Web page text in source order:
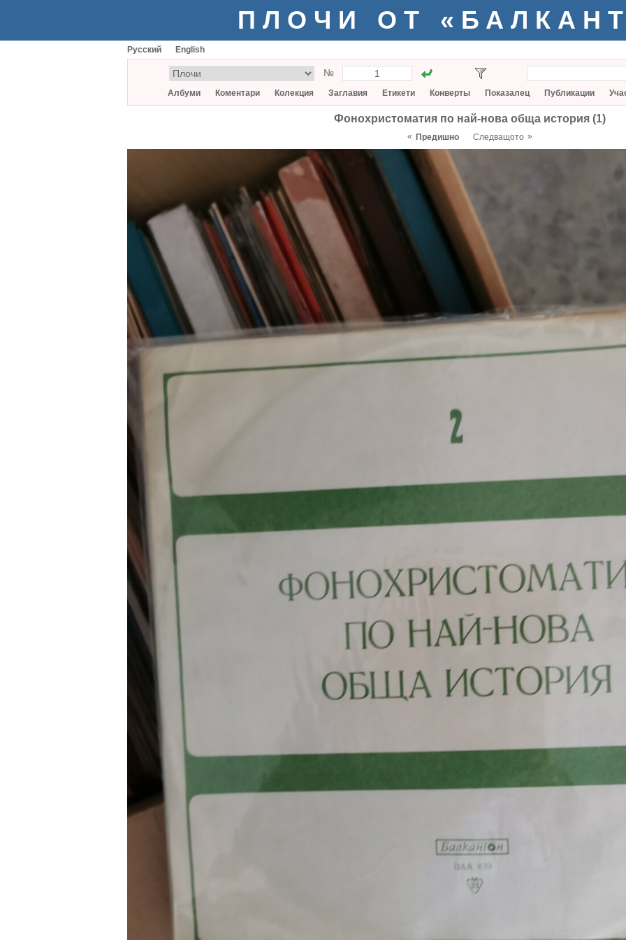
ПЛОЧИ ОТ
Русский English
№
Албуми Коментари Колекция Заглавия Етикети Конверты Показалец Публикации
Фонохристоматия по най-нова обща история (1)
« Предишно Следващото »